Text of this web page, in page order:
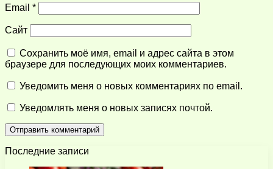
Email *
Сайт
Сохранить моё имя, email и адрес сайта в этом
браузере для последующих моих комментариев.
Уведомить меня о новых комментариях по email.
Уведомлять меня о новых записях почтой.
Последние записи